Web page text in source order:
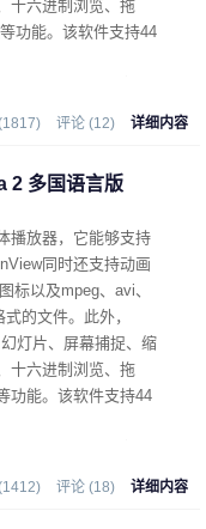
十六进制浏览、拖
功能。该软件支持44
评论 (12) 详细内容
2 多国语言版
播放器，它能够支持
同时还支持动画
标以及mpeg、avi、
的文件。此外，
灯片、屏幕捕捉、缩
十六进制浏览、拖
功能。该软件支持44
评论 (18) 详细内容